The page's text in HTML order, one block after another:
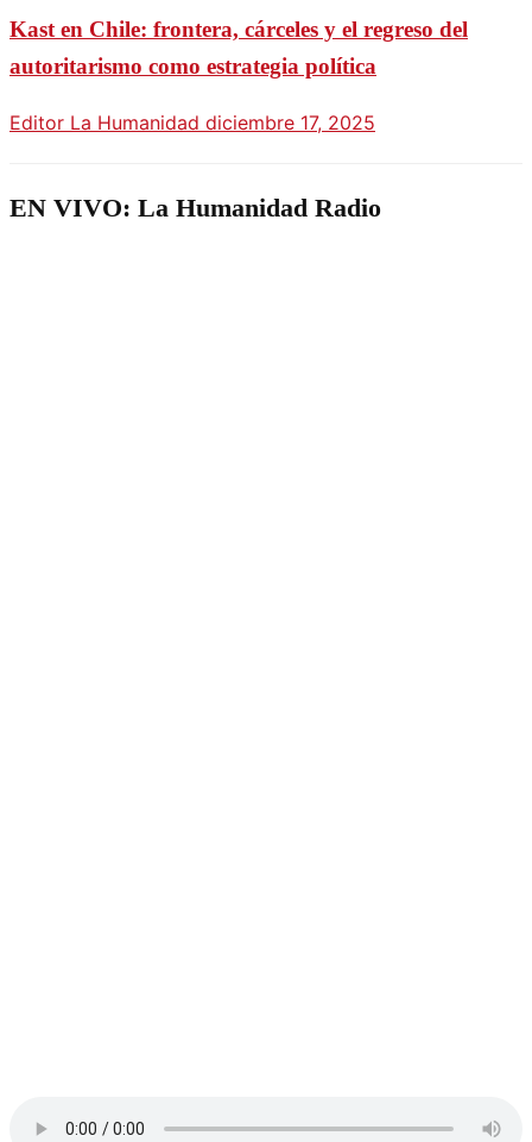
Kast en Chile: frontera, cárceles y el regreso del
autoritarismo como estrategia política
Editor La Humanidad diciembre 17, 2025
EN VIVO: La Humanidad Radio